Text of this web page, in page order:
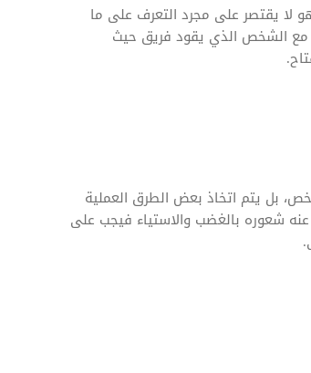
لا يقتصر على مجرد التعرف على ما
مع الشخص الذي يقود فريق حيث
بل يتم اتخاذ بعض الطرق العملية
شعوره بالغضب والاستياء فيجب على